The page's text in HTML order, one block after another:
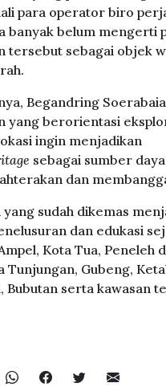
para operator biro
banyak belum mengerti
tersebut sebagai objek
Begandring
yang berorientasi
ingin menjadikan
sebagai sumber
dan
yang sudah dikemas
dan edukasi
Kota Tua, Peneleh
Tunjungan, Gubeng,
Bubutan serta kawasan